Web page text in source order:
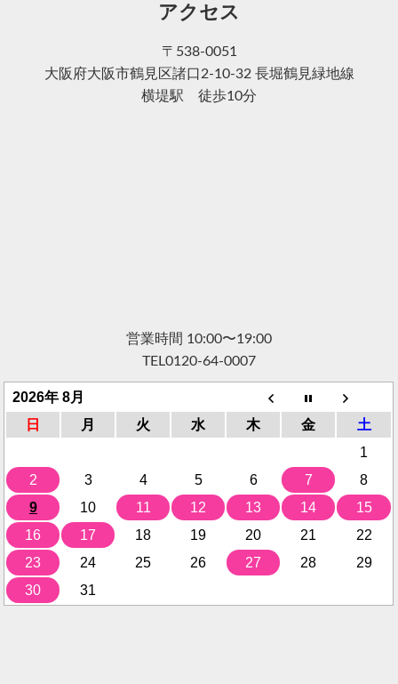
アクセス
〒538-0051
大阪府大阪市鶴見区諸口2-10-32 長堀鶴見緑地線
横堤駅 徒歩10分
営業時間 10:00〜19:00
TEL0120-64-0007
2026年 8月
日
月 火 水 木 金
土
1
2
3 4 5 6 7
8
9
10 11 12 13 14
15
16
17 18 19 20 21
22
23
24 25 26 27 28
29
30
31